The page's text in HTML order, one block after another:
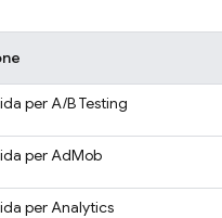
perA/B Testing
perAdMob
perAnalytics